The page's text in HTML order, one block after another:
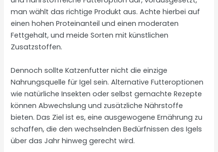
man wählt das richtige Produkt aus. Achte hierbei auf
einen hohen Proteinanteil und einen moderaten
Fettgehalt, und meide Sorten mit künstlichen
Zusatzstoffen.
Dennoch sollte Katzenfutter nicht die einzige
Nahrungsquelle für Igel sein. Alternative Futteroptionen
wie natürliche Insekten oder selbst gemachte Rezepte
können Abwechslung und zusätzliche Nährstoffe
bieten. Das Ziel ist es, eine ausgewogene Ernährung zu
schaffen, die den wechselnden Bedürfnissen des Igels
über das Jahr hinweg gerecht wird.